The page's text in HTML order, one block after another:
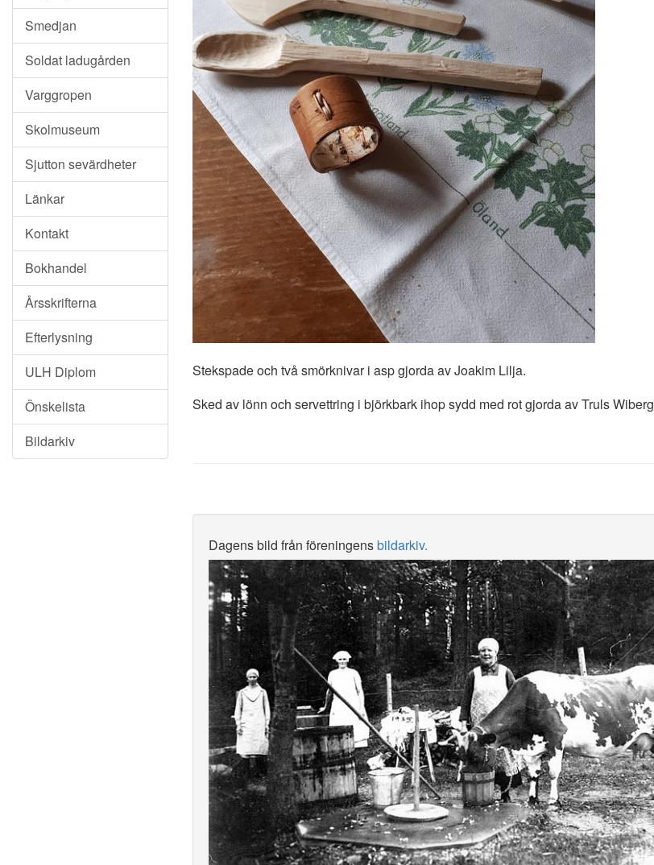
Smedjan
Soldat ladugården
Varggropen
Skolmuseum
Sjutton sevärdheter
Länkar
Kontakt
Bokhandel
Årsskrifterna
Efterlysning
ULH Diplom
Önskelista
Bildarkiv
Stekspade och två smörknivar i asp gjorda av Joakim Lilja.
Sked av lönn och servettring i björkbark ihop sydd med rot gjorda av Truls Wiberg
Dagens bild från föreningensbildarkiv.